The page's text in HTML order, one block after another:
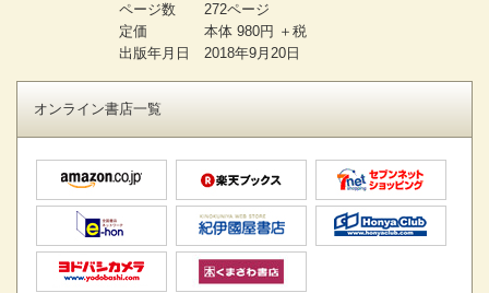
ページ数
272ページ
定価
本体 980円 ＋税
出版年月日
2018年9月20日
オンライン書店一覧